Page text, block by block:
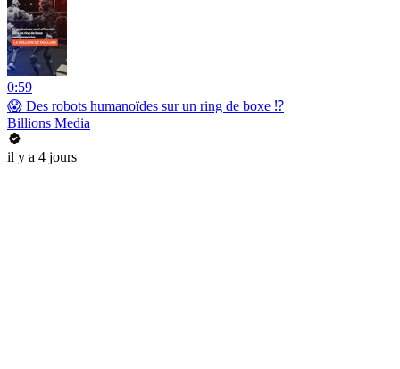
0:59
😱 Des robots humanoïdes sur un ring de boxe ⁉️
Billions Media
il y a 4 jours